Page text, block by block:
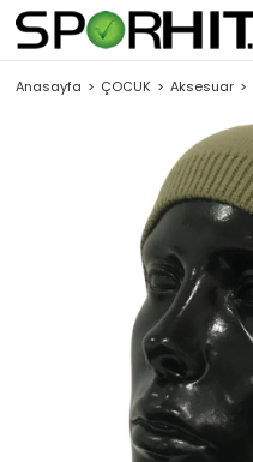
Anasayfa ÇOCUK Aksesuar